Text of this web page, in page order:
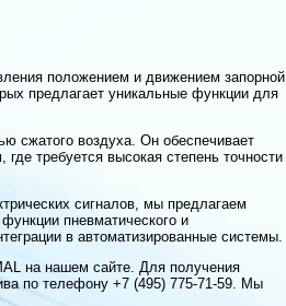
положением и движением запорной
предлагает уникальные функции для
сжатого воздуха. Он обеспечивает
требуется высокая степень точности
сигналов, мы предлагаем
пневматического и
в автоматизированные системы.
на нашем сайте. Для получения
по телефону +7 (495) 775-71-59. Мы